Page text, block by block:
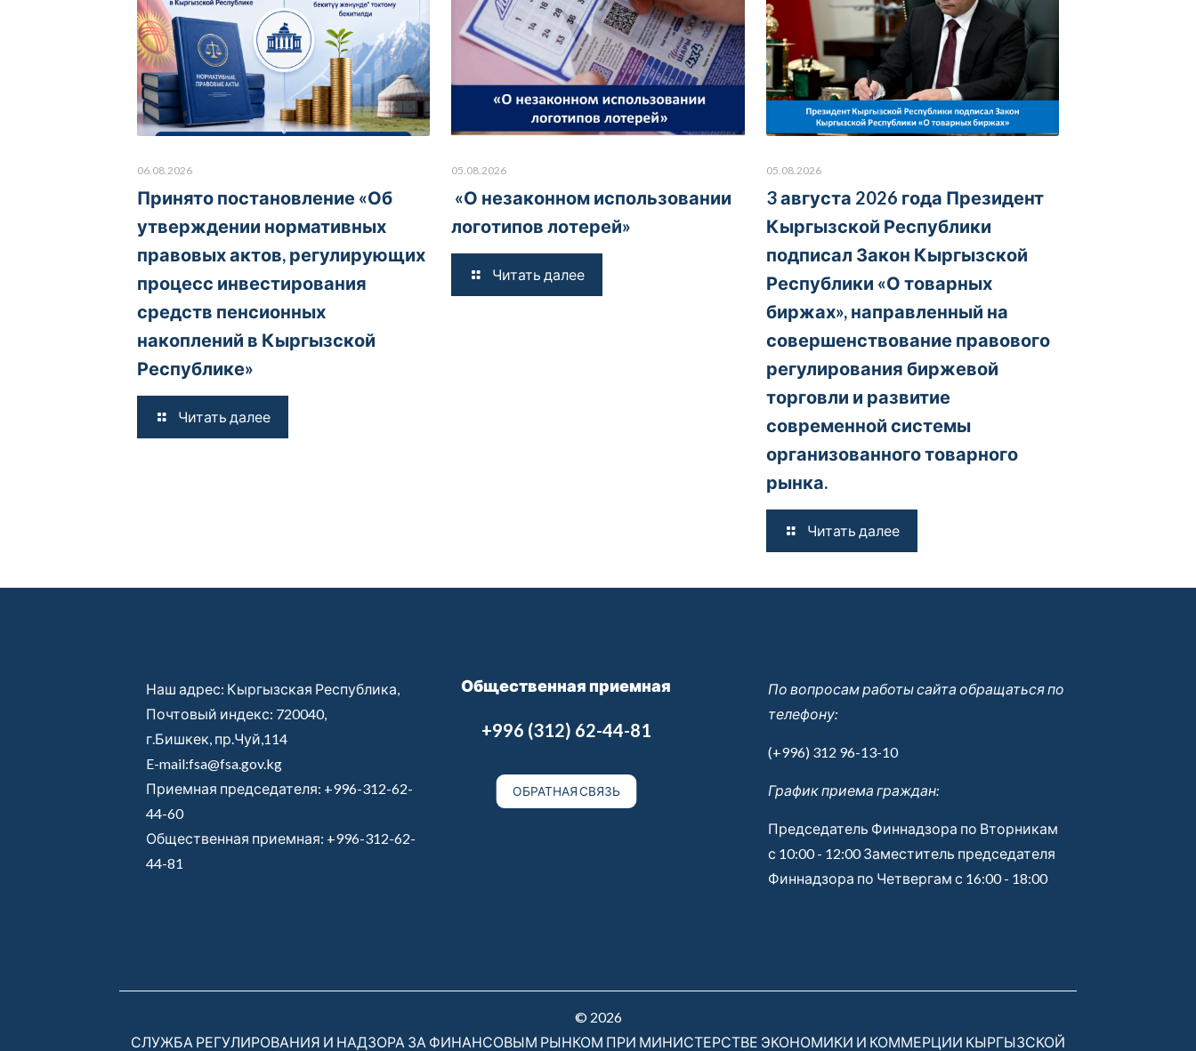
06.08.2026
Принято постановление «Об
утверждении нормативных
правовых актов, регулирующих
процесс инвестирования
средств пенсионных
накоплений в Кыргызской
Республике»
Читать далее
05.08.2026
«О незаконном использовании
логотипов лотерей»
Читать далее
05.08.2026
3 августа 2026 года Президент
Кыргызской Республики
подписал Закон Кыргызской
Республики «О товарных
биржах», направленный на
совершенствование правового
регулирования биржевой
торговли и развитие
современной системы
организованного товарного
рынка.
Читать далее
Наш адрес: Кыргызская Республика,
Почтовый индекс: 720040,
г.Бишкек, пр.Чуй,114
E-mail:fsa@fsa.gov.kg
Приемная председателя: +996-312-62-
44-60
Общественная приемная: +996-312-62-
44-81
Общественная приемная
+996 (312) 62-44-81
ОБРАТНАЯ СВЯЗЬ
По вопросам работы сайта обращаться по
телефону:
(+996) 312 96-13-10
График приема граждан:
Председатель Финнадзора по Вторникам
с 10:00 - 12:00 Заместитель председателя
Финнадзора по Четвергам с 16:00 - 18:00
© 2026
СЛУЖБА РЕГУЛИРОВАНИЯ И НАДЗОРА ЗА ФИНАНСОВЫМ РЫНКОМ ПРИ МИНИСТЕРСТВЕ ЭКОНОМИКИ И КОММЕРЦИИ КЫРГЫЗСКОЙ